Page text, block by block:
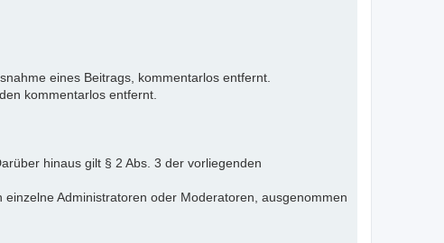
eines Beitrags, kommentarlos entfernt.
kommentarlos entfernt.
hinaus gilt § 2 Abs. 3 der vorliegenden
Administratoren oder Moderatoren, ausgenommen